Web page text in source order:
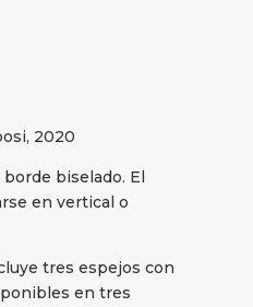
2020
biselado. El
en vertical o
tres espejos con
en tres